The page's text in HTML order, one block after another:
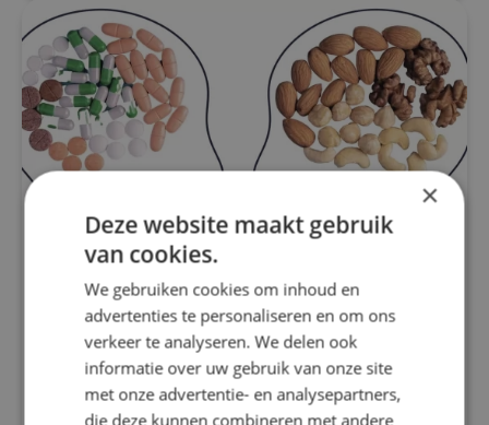
Migraine
Voedingstherapie bij migraine:
Hoe supplementen het verschil
kunnen maken
×
Deze website maakt gebruik
van cookies.
We gebruiken cookies om inhoud en
advertenties te personaliseren en om ons
verkeer te analyseren. We delen ook
informatie over uw gebruik van onze site
met onze advertentie- en analysepartners,
die deze kunnen combineren met andere